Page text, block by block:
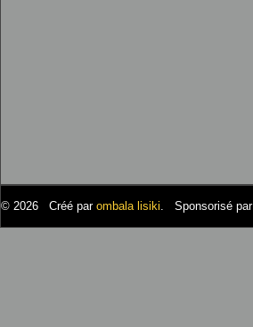
© 2026 Créé par ombala lisiki. Sponsorisé par